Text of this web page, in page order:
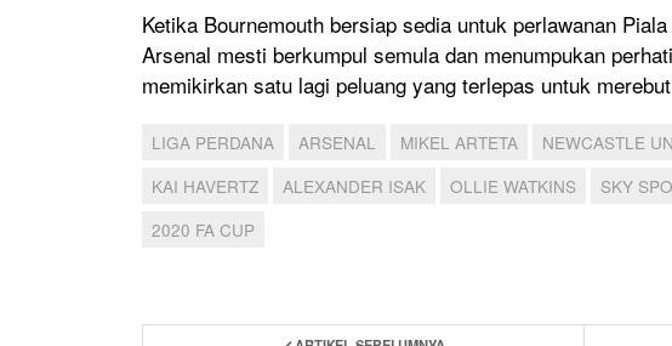
Ketika Bournemouth bersiap sedia untuk perlawanan
Arsenal mesti berkumpul semula dan menumpukan
memikirkan satu lagi peluang yang terlepas untuk
LIGA PERDANA ARSENAL MIKEL ARTETA NEWCASTLE
KAI HAVERTZ
ALEXANDER ISAK OLLIE WATKINS SKY
2020 FA CUP